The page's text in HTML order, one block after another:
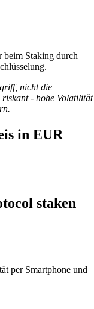
beim Staking durch
nicht die
- hohe Volatilität
in EUR
staken
per Smartphone und